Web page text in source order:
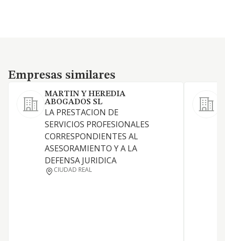
Empresas similares
Empresas similares
MARTIN Y HEREDIA
ABOGADOS SL
LA PRESTACION DE
SERVICIOS PROFESIONALES
CORRESPONDIENTES AL
ASESORAMIENTO Y A LA
DEFENSA JURIDICA
CIUDAD REAL